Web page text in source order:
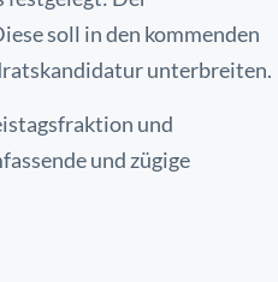
soll in den kommenden
unterbreiten.
und
und zügige